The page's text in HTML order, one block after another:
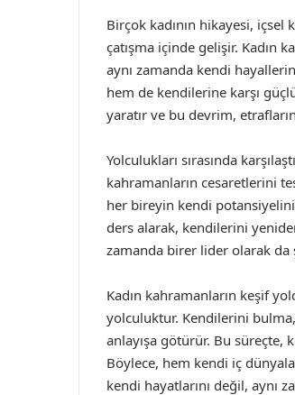
Birçok kadının hikayesi,
çatışma içinde gelişir. Kadın
aynı zamanda kendi
hem de kendilerine karşı
yaratır ve bu devrim,
Yolculukları sırasında
kahramanların cesaretlerini
her bireyin kendi potansiyelini
ders alarak, kendilerini
zamanda birer lider olarak da
Kadın kahramanların keşif
yolculuktur. Kendilerini
anlayışa götürür. Bu süreçte,
Böylece, hem kendi iç
kendi hayatlarını değil, aynı